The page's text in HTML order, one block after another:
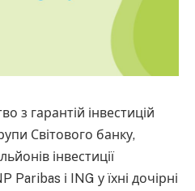
з гарантій інвестицій
Світового банку,
інвестиції
Paribas і ING у їхні дочірні